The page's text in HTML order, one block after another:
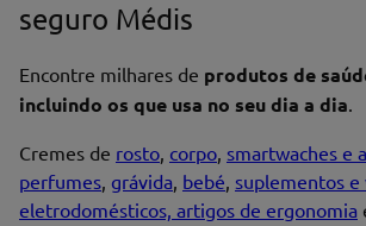
seguro Médis
Encontre milhares de produtos de
incluindo os que usa no seu dia a dia.
Cremes de rosto, corpo, smartwaches e
perfumes, grávida, bebé, suplementos e
eletrodomésticos, artigos de ergonomia